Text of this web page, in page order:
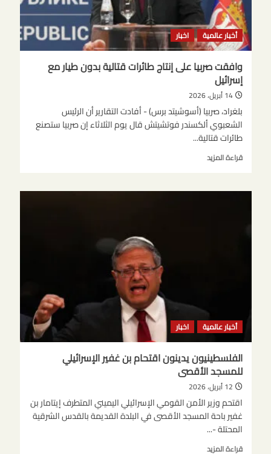
العسكرية
أخبار عالمية
اخبار
وافقت صربيا على إنتاج طائرات قتالية بدون طيار مع
إسرائيل
14 أبريل، 2026
بلغراد، صربيا (أسوشيتد برس) - أفادت التقارير أن الرئيس
الشعبوي ألكسندر فوتشيتش قال يوم الثلاثاء إن صربيا ستصنع
طائرات قتالية...
قراءة المزيداقرأ
وافقت
أخبار عالمية اخبار
الفلسطينيون يدينون اقتحام بن غفير الإسرائيلي
للمسجد الأقصى
12 أبريل، 2026
اقتحم وزير الأمن القومي الإسرائيلي اليميني المتطرف إيتامار بن
غفير باحة المسجد الأقصى في البلدة القديمة بالقدس الشرقية
المحتلة -...
قراءة المزيداقرأ